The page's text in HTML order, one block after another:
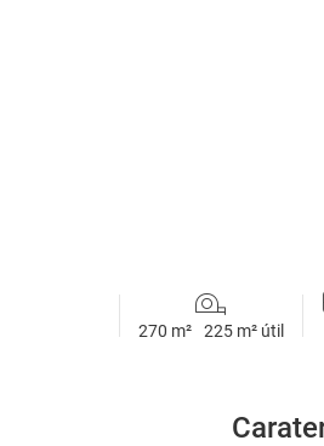
270 m² 225 m² útil